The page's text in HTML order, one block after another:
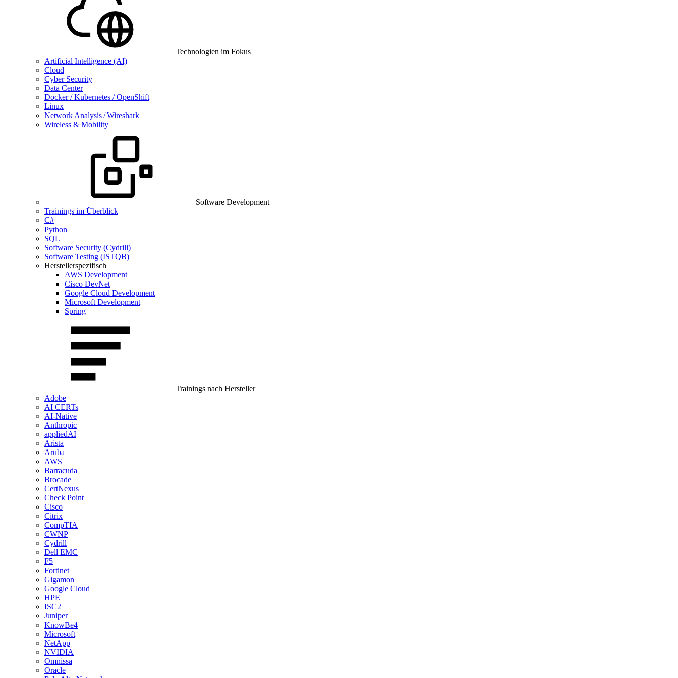
Technologien im Fokus
Artificial Intelligence (AI)
Cloud
Cyber Security
Data Center
Docker / Kubernetes / OpenShift
Linux
Network Analysis / Wireshark
Wireless & Mobility
Software Development
Trainings im Überblick
C#
Python
SQL
Software Security (Cydrill)
Software Testing (ISTQB)
Herstellerspezifisch
AWS Development
Cisco DevNet
Google Cloud Development
Microsoft Development
Spring
Trainings nach Hersteller
Adobe
AI CERTs
AI-Native
Anthropic
appliedAI
Arista
Aruba
AWS
Barracuda
Brocade
CertNexus
Check Point
Cisco
Citrix
CompTIA
CWNP
Cydrill
Dell EMC
F5
Fortinet
Gigamon
Google Cloud
HPE
ISC2
Juniper
KnowBe4
Microsoft
NetApp
NVIDIA
Omnissa
Oracle